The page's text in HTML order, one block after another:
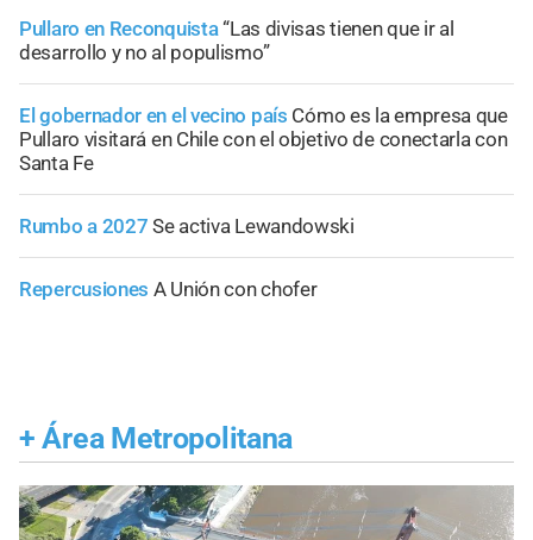
Pullaro en Reconquista“Las divisas tienen que ir al
desarrollo y no al populismo”
El gobernador en el vecino país Cómo es la empresa que
Pullaro visitará en Chile con el objetivo de conectarla con
Santa Fe
Rumbo a 2027 Se activa Lewandowski
Repercusiones A Unión con chofer
+ Área Metropolitana